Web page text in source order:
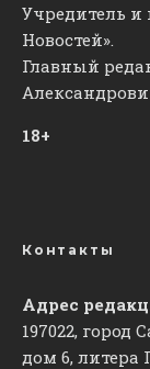
Учредитель и
Новостей».
Главный
18+
Контакты
Адрес
197022,
дом 6, литера